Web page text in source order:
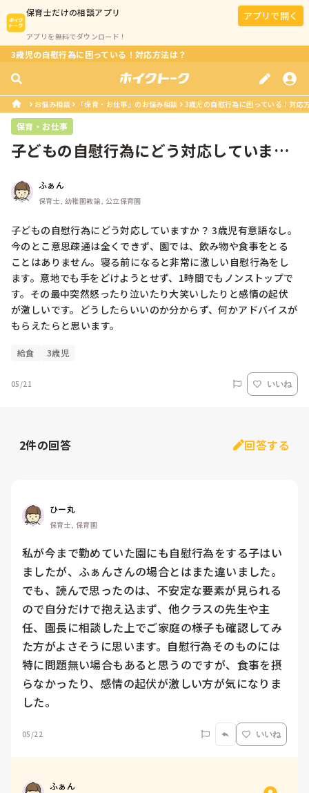
保育士だけの相談アプリ
アプリを無料でダウンロード！
アプリで開く
3歳児の自慰行為に困っている！対応方法は？
お悩み相談 「保育・お仕事」のお悩み相談 3歳児の自慰行為に困っている！対応
保育・お仕事
子どもの自慰行為にどう対応しています
ふぁん
保育士, 幼稚園教諭, 公立保育園
子どもの自慰行為にどう対応していますか？ 3歳児有意語なし。
今のとこ意思疎通は全くできず、園では、飲み物や食事をとる
ことはありません。寝る前になると非常に激しい自慰行為をし
ます。意地でも手をどけようとせず、1時間でもノンストップで
す。その最中突然怒ったり泣いたり大笑いしたりと感情の起伏
が激しいです。どうしたらいいのか分からず、何かアドバイスが
もらえたらと思います。
給食 3歳児
05/21 いいね
2件の回答 回答する
ひー丸
保育士, 保育園
私が今まで勤めていた園にも自慰行為をする子はい
ましたが、ふぁんさんの場合とはまた違いました。
でも、読んで思ったのは、不安定な要素が見られる
ので自分だけで抱え込まず、他クラスの先生や主
任、園長に相談した上でご家庭の様子も確認してみ
た方がよさそうに思います。自慰行為そのものには
特に問題無い場合もあると思うのですが、食事を摂
らなかったり、感情の起伏が激しい方が気になりま
した。
05/22 いいね
ふぁん